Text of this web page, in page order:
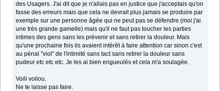
des Usagers. J'ai dit que je n'allais pas en justice que j'acceptais qu'on
fasse des erreurs mais que cela ne devrait plus jamais se produire par
exemple sur une personne âgée qui ne peut pas se défendre (moi j'ai
une très grande gamelle) mais qu'il ne faut pas toucher les parties
intimes des gens sans les prévenir et sans retirer la douleur. Mais
qu'une prochaine fois ils avaient intérêt à faire attention car sinon c'est
au pénal "viol" de l'intimité sans tact sans retirer la douleur sans
pudeur etc etc etc. Je les ai bien engueulés et cela m'a soulagée.
Voili voilou.
Ne te laisse pas faire.